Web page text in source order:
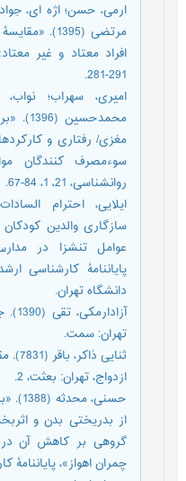
ارمی، حسن؛ اژه ای،
مرتضی (1395).
291-281.
امیری، سهراب؛
مغزی/ رفتاری و
سوءمصرف کنندگان
روانشناسی، 21، 1، 84-67.
سازگاری والدین کودکان
عوامل تنشزا در
پایاننامۀ کارشناسی
دانشگاه تهران.
تهران: سمت.
ثنایی
ازدواج، تهران: بعثت، 2.
حسنی،
از بدریختی بدن و
گروهی بر کاهش آن در
چمران اهواز»، پایاننامۀ